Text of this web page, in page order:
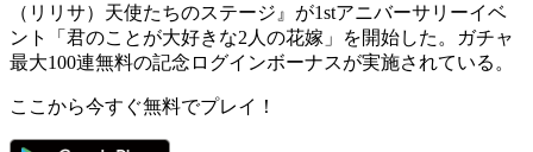
（リリサ）天使たちのステージ』が1stアニバーサリーイベ
ント「君のことが大好きな2人の花嫁」を開始した。ガチャ
最大100連無料の記念ログインボーナスが実施されている。
ここから今すぐ無料でプレイ！